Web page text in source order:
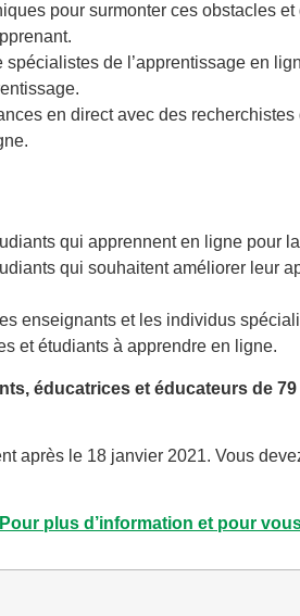
pour surmonter ces obstacles
de l’apprentissage en
en direct avec des
qui apprennent en ligne pour
qui souhaitent améliorer leur
enseignants et les individus
et étudiants à apprendre en ligne.
éducatrices et éducateurs de
après le 18 janvier 2021. Vous
Pour plus d’information et pour